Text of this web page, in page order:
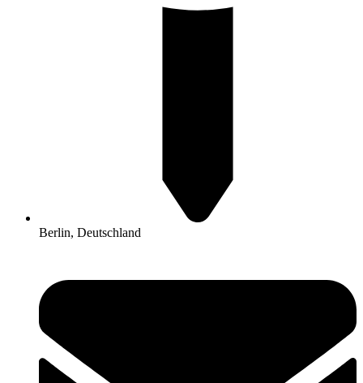
Berlin, Deutschland